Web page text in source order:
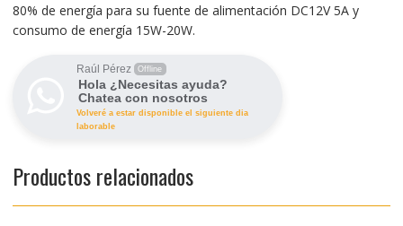
80% de energía para su fuente de alimentación DC12V 5A y
consumo de energía 15W-20W.
Raúl Pérez Offline
Hola ¿Necesitas ayuda?
Chatea con nosotros
Volveré a estar disponible el siguiente dia
laborable
Productos relacionados